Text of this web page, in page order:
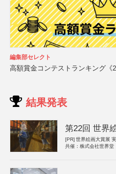
編集部セレクト
高額賞金コンテストランキング《
結果発表
第22回 世界
[PR] 世界絵画大賞展
共催：株式会社世界堂